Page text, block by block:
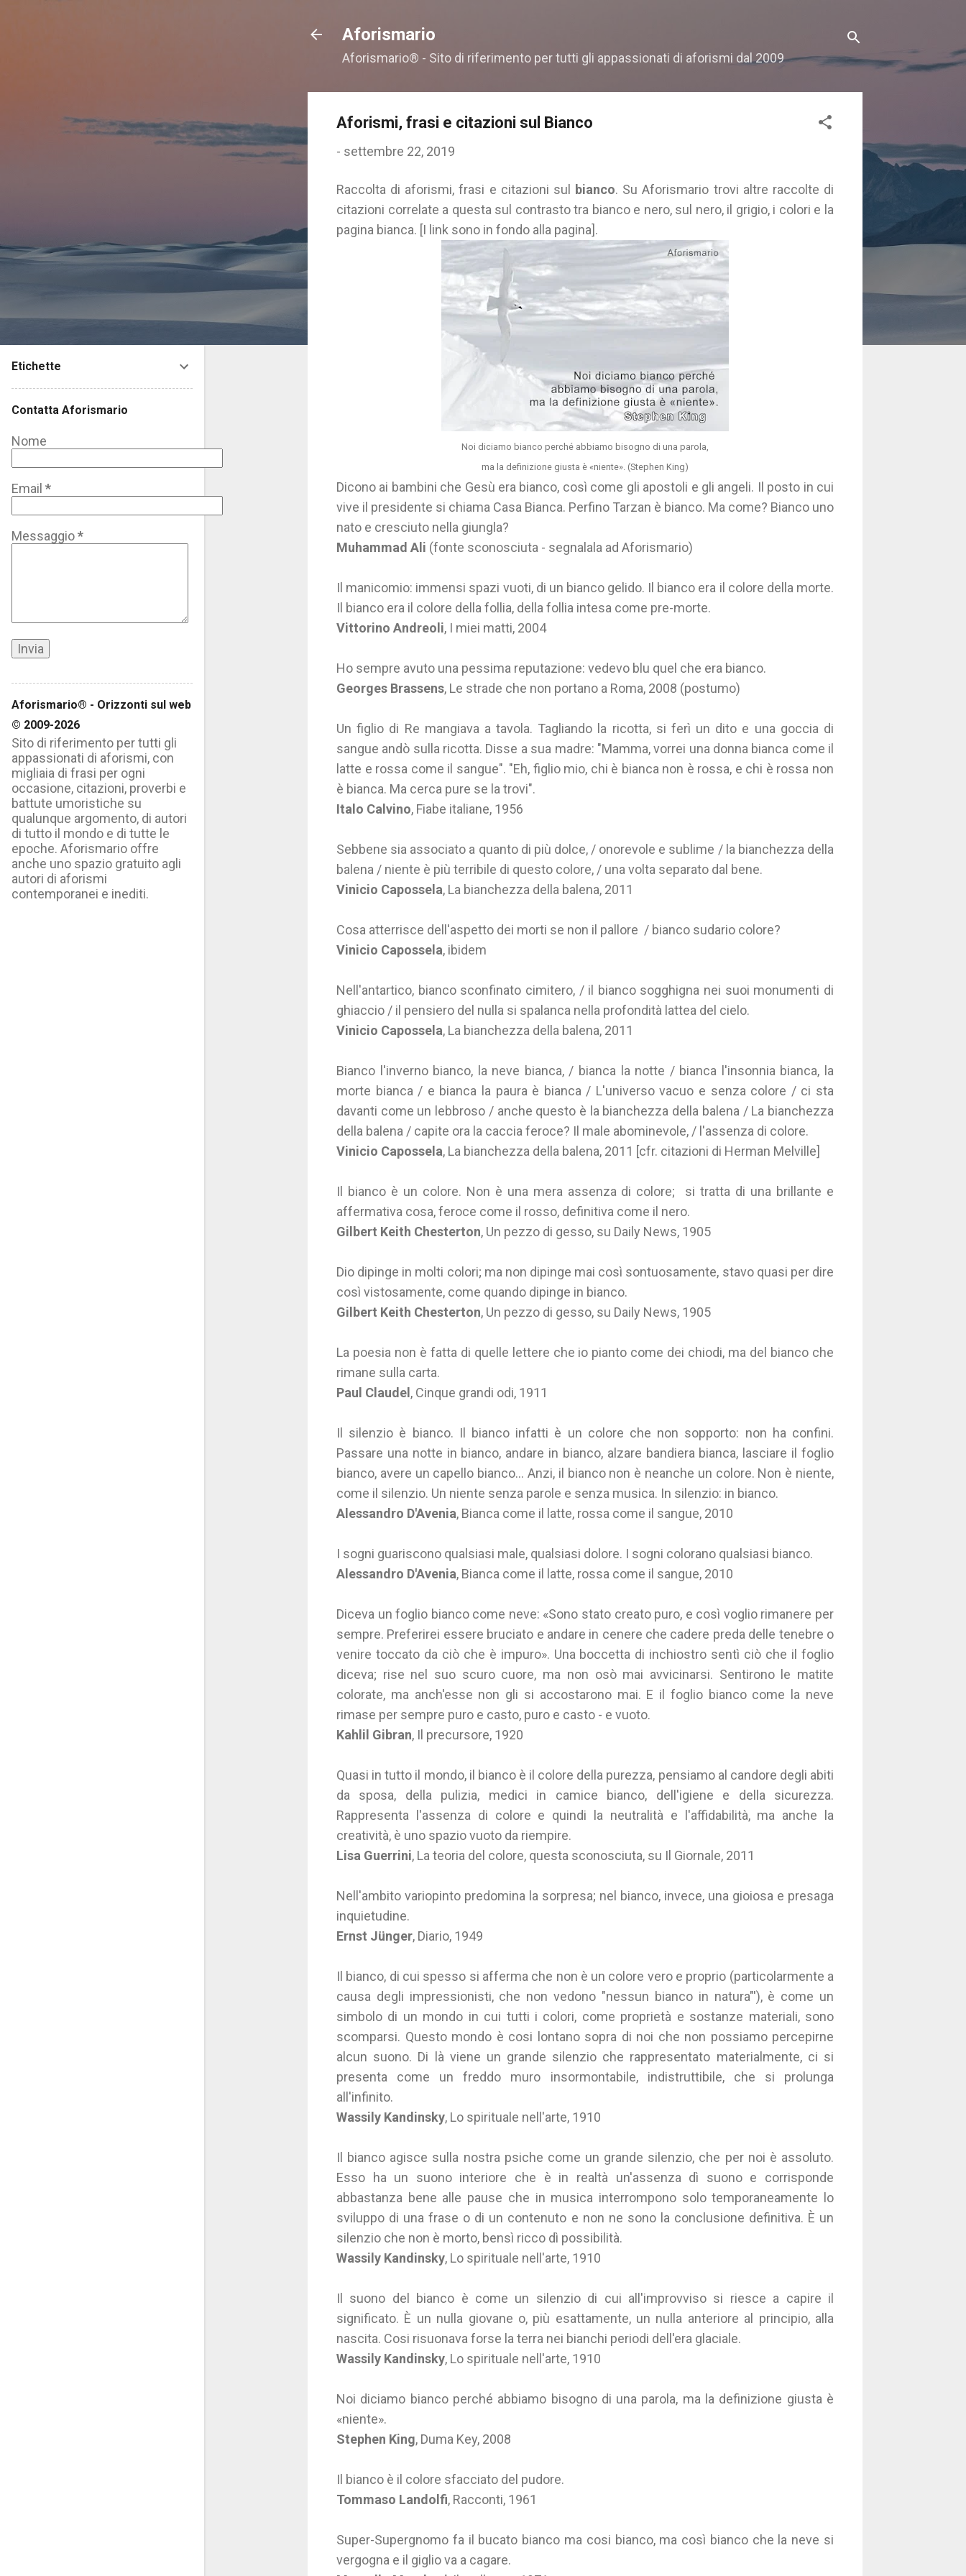
Aforismario
Aforismario® - Sito di riferimento per tutti gli appassionati di aforismi dal 2009
Aforismi, frasi e citazioni sul Bianco
- settembre 22, 2019
Raccolta di aforismi, frasi e citazioni sul bianco. Su Aforismario trovi altre raccolte di
citazioni correlate a questa sul contrasto tra bianco e nero, sul nero, il grigio, i colori e la
pagina bianca. [I link sono in fondo alla pagina].
Noi diciamo bianco perché abbiamo bisogno di una parola,
ma la definizione giusta è «niente». (Stephen King)
Dicono ai bambini che Gesù era bianco, così come gli apostoli e gli angeli. Il posto in cui
vive il presidente si chiama Casa Bianca. Perfino Tarzan è bianco. Ma come? Bianco uno
nato e cresciuto nella giungla?
Muhammad Ali (fonte sconosciuta - segnalala ad Aforismario)
Il manicomio: immensi spazi vuoti, di un bianco gelido. Il bianco era il colore della morte.
Il bianco era il colore della follia, della follia intesa come pre-morte.
Vittorino Andreoli, I miei matti, 2004
Ho sempre avuto una pessima reputazione: vedevo blu quel che era bianco.
Georges Brassens, Le strade che non portano a Roma, 2008 (postumo)
Un figlio di Re mangiava a tavola. Tagliando la ricotta, si ferì un dito e una goccia di
sangue andò sulla ricotta. Disse a sua madre: "Mamma, vorrei una donna bianca come il
latte e rossa come il sangue". "Eh, figlio mio, chi è bianca non è rossa, e chi è rossa non
è bianca. Ma cerca pure se la trovi".
Italo Calvino, Fiabe italiane, 1956
Sebbene sia associato a quanto di più dolce, / onorevole e sublime / la bianchezza della
balena / niente è più terribile di questo colore, / una volta separato dal bene.
Vinicio Capossela, La bianchezza della balena, 2011
Cosa atterrisce dell'aspetto dei morti se non il pallore / bianco sudario colore?
Vinicio Capossela, ibidem
Nell'antartico, bianco sconfinato cimitero, / il bianco sogghigna nei suoi monumenti di
ghiaccio / il pensiero del nulla si spalanca nella profondità lattea del cielo.
Vinicio Capossela, La bianchezza della balena, 2011
Bianco l'inverno bianco, la neve bianca, / bianca la notte / bianca l'insonnia bianca, la
morte bianca / e bianca la paura è bianca / L'universo vacuo e senza colore / ci sta
davanti come un lebbroso / anche questo è la bianchezza della balena / La bianchezza
della balena / capite ora la caccia feroce? Il male abominevole, / l'assenza di colore.
Vinicio Capossela, La bianchezza della balena, 2011 [cfr. citazioni di Herman Melville]
Il bianco è un colore. Non è una mera assenza di colore; si tratta di una brillante e
affermativa cosa, feroce come il rosso, definitiva come il nero.
Gilbert Keith Chesterton, Un pezzo di gesso, su Daily News, 1905
Dio dipinge in molti colori; ma non dipinge mai così sontuosamente, stavo quasi per dire
così vistosamente, come quando dipinge in bianco.
Gilbert Keith Chesterton, Un pezzo di gesso, su Daily News, 1905
La poesia non è fatta di quelle lettere che io pianto come dei chiodi, ma del bianco che
rimane sulla carta.
Paul Claudel , Cinque grandi odi, 1911
Il silenzio è bianco. Il bianco infatti è un colore che non sopporto: non ha confini.
Passare una notte in bianco, andare in bianco, alzare bandiera bianca, lasciare il foglio
bianco, avere un capello bianco... Anzi, il bianco non è neanche un colore. Non è niente,
come il silenzio. Un niente senza parole e senza musica. In silenzio: in bianco.
Alessandro D'Avenia, Bianca come il latte, rossa come il sangue, 2010
I sogni guariscono qualsiasi male, qualsiasi dolore. I sogni colorano qualsiasi bianco.
Alessandro D'Avenia, Bianca come il latte, rossa come il sangue, 2010
Diceva un foglio bianco come neve: «Sono stato creato puro, e così voglio rimanere per
sempre. Preferirei essere bruciato e andare in cenere che cadere preda delle tenebre o
venire toccato da ciò che è impuro». Una boccetta di inchiostro sentì ciò che il foglio
diceva; rise nel suo scuro cuore, ma non osò mai avvicinarsi. Sentirono le matite
colorate, ma anch'esse non gli si accostarono mai. E il foglio bianco come la neve
rimase per sempre puro e casto, puro e casto - e vuoto.
Kahlil Gibran, Il precursore, 1920
Quasi in tutto il mondo, il bianco è il colore della purezza, pensiamo al candore degli abiti
da sposa, della pulizia, medici in camice bianco, dell'igiene e della sicurezza.
Rappresenta l'assenza di colore e quindi la neutralità e l'affidabilità, ma anche la
creatività, è uno spazio vuoto da riempire.
Lisa Guerrini, La teoria del colore, questa sconosciuta, su Il Giornale, 2011
Nell'ambito variopinto predomina la sorpresa; nel bianco, invece, una gioiosa e presaga
inquietudine.
Ernst Jünger, Diario, 1949
Il bianco, di cui spesso si afferma che non è un colore vero e proprio (particolarmente a
causa degli impressionisti, che non vedono "nessun bianco in natura"'), è come un
simbolo di un mondo in cui tutti i colori, come proprietà e sostanze materiali, sono
scomparsi. Questo mondo è cosi lontano sopra di noi che non possiamo percepirne
alcun suono. Di là viene un grande silenzio che rappresentato materialmente, ci si
presenta come un freddo muro insormontabile, indistruttibile, che si prolunga
all'infinito.
Wassily Kandinsky, Lo spirituale nell'arte, 1910
Il bianco agisce sulla nostra psiche come un grande silenzio, che per noi è assoluto.
Esso ha un suono interiore che è in realtà un'assenza dì suono e corrisponde
abbastanza bene alle pause che in musica interrompono solo temporaneamente lo
sviluppo di una frase o di un contenuto e non ne sono la conclusione definitiva. È un
silenzio che non è morto, bensì ricco dì possibilità.
Wassily Kandinsky, Lo spirituale nell'arte, 1910
Il suono del bianco è come un silenzio di cui all'improvviso si riesce a capire il
significato. È un nulla giovane o, più esattamente, un nulla anteriore al principio, alla
nascita. Cosi risuonava forse la terra nei bianchi periodi dell'era glaciale.
Wassily Kandinsky, Lo spirituale nell'arte, 1910
Noi diciamo bianco perché abbiamo bisogno di una parola, ma la definizione giusta è
«niente».
Stephen King, Duma Key, 2008
Il bianco è il colore sfacciato del pudore.
Tommaso Landolfi, Racconti, 1961
Super-Supergnomo fa il bucato bianco ma cosi bianco, ma così bianco che la neve si
vergogna e il giglio va a cagare.
Etichette
Contatta Aforismario
Nome
Email *
Messaggio*
Aforismario® - Orizzonti sul web
© 2009-2026
Sito di riferimento per tutti gli
appassionati di aforismi, con
migliaia di frasi per ogni
occasione, citazioni, proverbi e
battute umoristiche su
qualunque argomento, di autori
di tutto il mondo e di tutte le
epoche. Aforismario offre
anche uno spazio gratuito agli
autori di aforismi
contemporanei e inediti.